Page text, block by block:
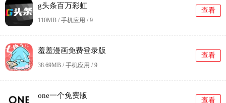
g头条百万彩虹
110MB / 手机应用 /9
查看
羞羞漫画免费登录版
38.69MB / 手机应用 /9
查看
one一个免费版
查看